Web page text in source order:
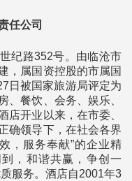
任公司
纪路352号。由临沧市
，属国资控股的市属国
日被国家旅游局评定为
、餐饮、会务、娱乐、
店开业以来，在市委、
确领导下，在社会各界
，服务奉献”的企业精
，和谐共赢，争创一
服务。酒店自2001年3